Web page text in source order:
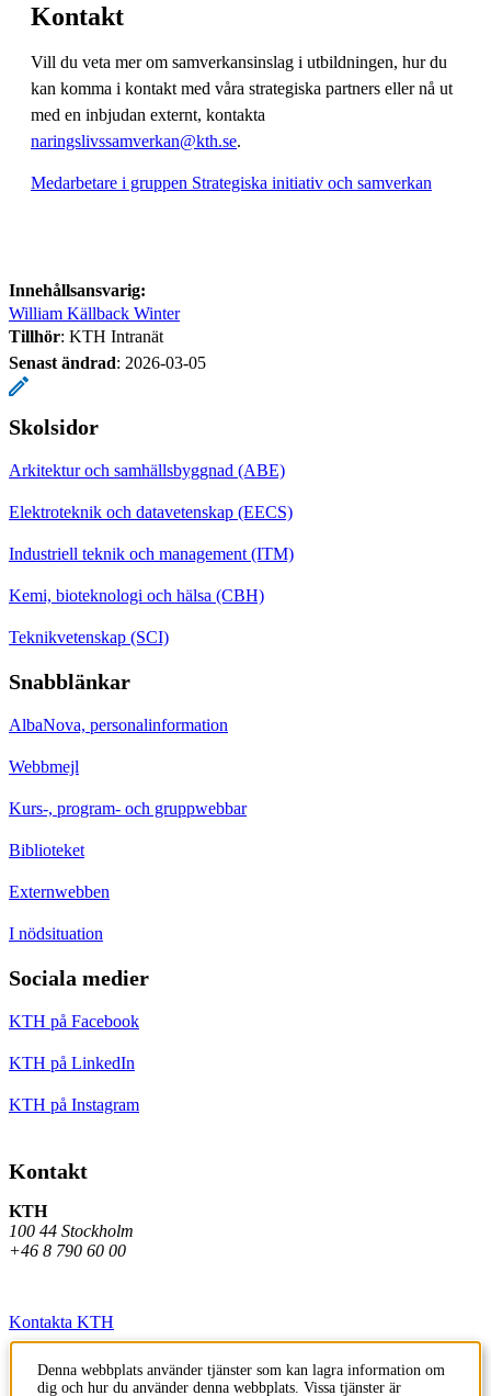
Kontakt
Vill du veta mer om samverkansinslag i utbildningen, hur du
kan komma i kontakt med våra strategiska partners eller nå ut
med en inbjudan externt, kontakta
naringslivssamverkan@kth.se.
Medarbetare i gruppen Strategiska initiativ och samverkan
Innehållsansvarig:
William Källback Winter
Tillhör: KTH Intranät
Senast ändrad: 2026-03-05
Skolsidor
Arkitektur och samhällsbyggnad (ABE)
Elektroteknik och datavetenskap (EECS)
Industriell teknik och management (ITM)
Kemi, bioteknologi och hälsa (CBH)
Teknikvetenskap (SCI)
Snabblänkar
AlbaNova, personalinformation
Webbmejl
Kurs-, program- och gruppwebbar
Biblioteket
Externwebben
I nödsituation
Sociala medier
KTH på Facebook
KTH på LinkedIn
KTH på Instagram
Kontakt
KTH
100 44 Stockholm
+46 8 790 60 00
Kontakta KTH
Jobba på KTH
Denna webbplats använder tjänster som kan lagra information om
dig och hur du använder denna webbplats. Vissa tjänster är